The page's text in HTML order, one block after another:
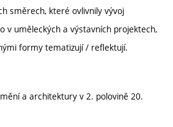
směrech, které ovlivnily vývoj
v uměleckých a výstavních projektech,
formy tematizují / reflektují.
a architektury v 2. polovině 20.